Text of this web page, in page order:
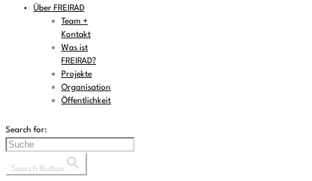
Über FREIRAD
Team +
Kontakt
Was ist
FREIRAD?
Projekte
Organisation
Öffentlichkeit
Search for:
Search Button